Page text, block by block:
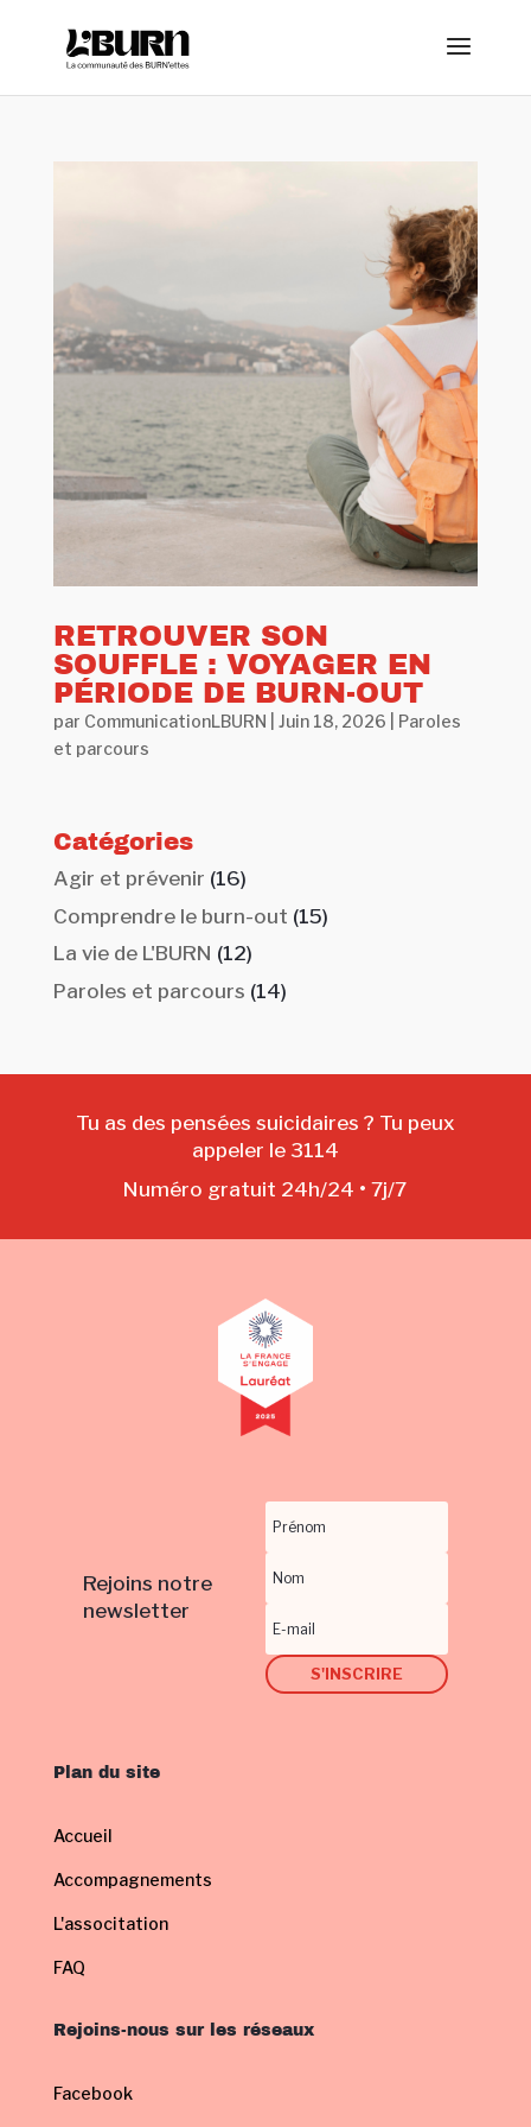
RETROUVER SON
SOUFFLE : VOYAGER EN
PÉRIODE DE BURN-OUT
par CommunicationLBURN Juin 18, 2026
Paroles
et parcours
Catégories
Agir et prévenir (16)
Comprendre le burn-out (15)
La vie de L'BURN (12)
Paroles et parcours (14)
Tu as des pensées suicidaires ? Tu peux
appeler le 3114
Numéro gratuit 24h/24 • 7j/7
Rejoins notre
newsletter
S'INSCRIRE
Plan du site
Accueil
Accompagnements
L'associtation
FAQ
Rejoins-nous sur les réseaux
Facebook